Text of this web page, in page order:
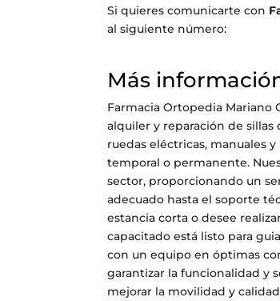
Si quieres comunicarte con
al siguiente número:
Más
Farmacia Ortopedia Mariano
alquiler y reparación de
ruedas eléctricas, manuales
temporal o permanente.
sector, proporcionando un
adecuado hasta el soporte
estancia corta o desee
capacitado está listo para
con un equipo en óptimas
garantizar la funcionalidad y
mejorar la movilidad y